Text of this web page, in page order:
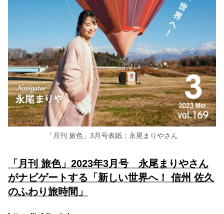
「月刊 旅色」3月号表紙：永尾まりやさん
「月刊 旅色」2023年3月号 永尾まりやさん
がナビゲートする「新しい世界へ！ 信州 佐久
のふわり旅時間」